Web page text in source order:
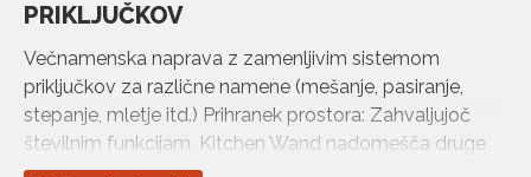
PRIKLJUČKOV
Večnamenska naprava z zamenljivim sistemom
priključkov za različne namene (mešanje, pasiranje,
stepanje, mletje itd.) Prihranek prostora: Zahvaljujoč
številnim funkcijam, Kitchen Wand nadomešča druge
kuhinjske naprave Brezžična svoboda: vgrajena litij…